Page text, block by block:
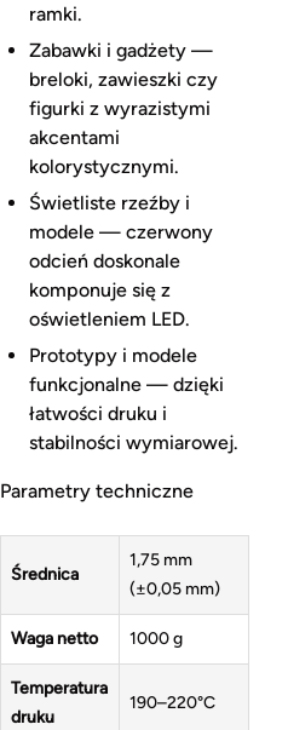
ramki.
Zabawki i gadżety —
breloki, zawieszki czy
figurki z wyrazistymi
akcentami
kolorystycznymi.
Świetliste rzeźby i
modele — czerwony
odcień doskonale
komponuje się z
oświetleniem LED.
Prototypy i modele
funkcjonalne — dzięki
łatwości druku i
stabilności wymiarowej.
Parametry techniczne
Średnica
1,75 mm
(±0,05 mm)
Waga netto 1000 g
Temperatura
druku
190–220°C